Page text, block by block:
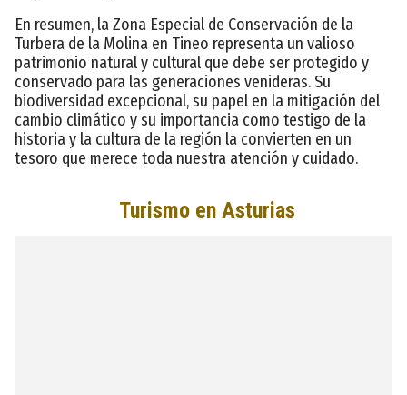
En resumen, la Zona Especial de Conservación de la
Turbera de la Molina en Tineo representa un valioso
patrimonio natural y cultural que debe ser protegido y
conservado para las generaciones venideras. Su
biodiversidad excepcional, su papel en la mitigación del
cambio climático y su importancia como testigo de la
historia y la cultura de la región la convierten en un
tesoro que merece toda nuestra atención y cuidado.